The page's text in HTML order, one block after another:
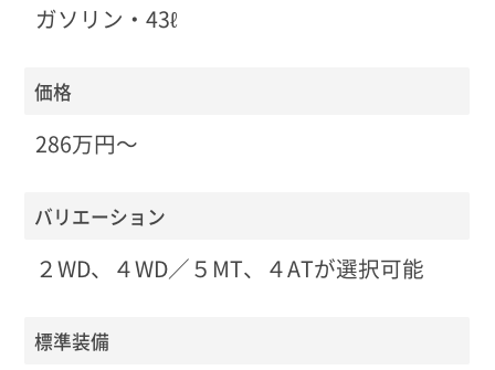
ガソリン・43ℓ
価格
286万円〜
バリエーション
２WD、４WD／５MT、４ATが選択可能
標準装備